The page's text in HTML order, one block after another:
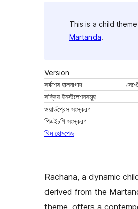
This is a child
Martanda.
Version
সর্বশেষ হালনাগাদ
সক্রিয় ইনস্টলেশনসমূহ
ওয়ার্ডপ্রেস সংস্করণ
পিএইচপি সংস্করণ
থিম হোমপেজ
Rachana, a dynamic
derived from the